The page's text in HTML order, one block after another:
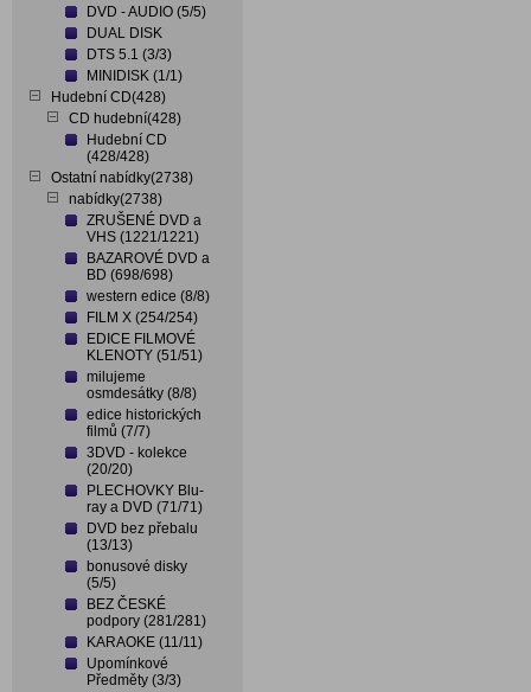
DVD - AUDIO (5/5)
DUAL DISK
DTS 5.1 (3/3)
MINIDISK (1/1)
Hudební CD(428)
CD hudební(428)
Hudební CD
(428/428)
Ostatní nabídky(2738)
nabídky(2738)
ZRUŠENÉ DVD a
VHS (1221/1221)
BAZAROVÉ DVD a
BD (698/698)
western edice (8/8)
FILM X (254/254)
EDICE FILMOVÉ
KLENOTY (51/51)
milujeme
osmdesátky (8/8)
edice historických
filmů (7/7)
3DVD - kolekce
(20/20)
PLECHOVKY Blu-
ray a DVD (71/71)
DVD bez přebalu
(13/13)
bonusové disky
(5/5)
BEZ ČESKÉ
podpory (281/281)
KARAOKE (11/11)
Upomínkové
Předměty (3/3)